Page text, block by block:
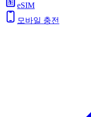
eSIM
모바일 충전